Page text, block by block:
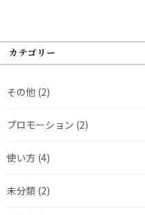
カテゴリー
その他 (2)
プロモーション (2)
使い方 (4)
未分類 (2)